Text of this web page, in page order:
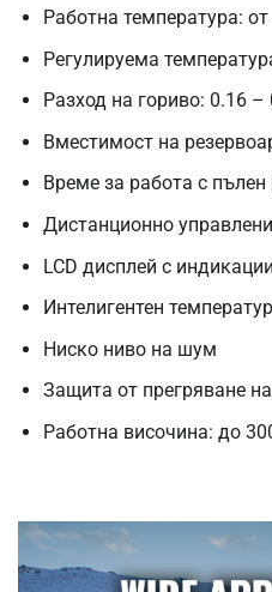
Работна температура: от
Регулируема
Разход на гориво: 0.16
Вместимост на
Време за работа с
Дистанционно
LCD дисплей с индикации
Интелигентен
Ниско ниво на шум
Защита от прегряване
Работна височина: до